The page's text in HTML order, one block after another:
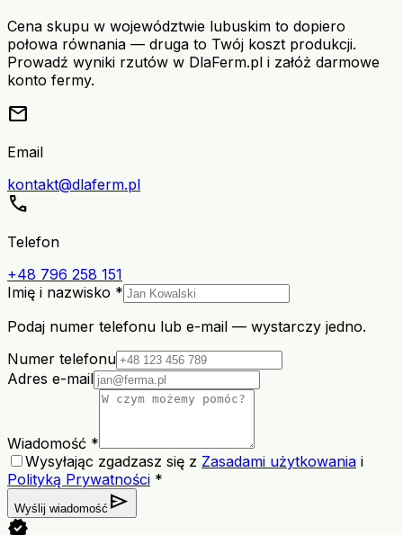
Cena skupu w województwie lubuskim to dopiero
połowa równania — druga to Twój koszt produkcji.
Prowadź wyniki rzutów w DlaFerm.pl i załóż darmowe
konto fermy.
mail
Email
kontakt@dlaferm.pl
call
Telefon
+48 796 258 151
Imię i nazwisko *
Podaj numer telefonu lub e-mail — wystarczy jedno.
Numer telefonu
Adres e-mail
Wiadomość *
Wysyłając zgadzasz się z Zasadami użytkowania i
Polityką Prywatności *
Wyślij wiadomość send
verified